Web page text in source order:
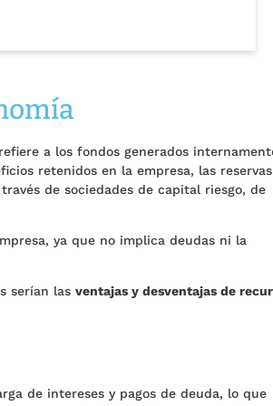
a los fondos generados
retenidos en la empresa, las
de sociedades de capital riesgo, de
ya que no implica deudas ni la
serían lasventajas y desventajas de
de intereses y pagos de deuda, lo que